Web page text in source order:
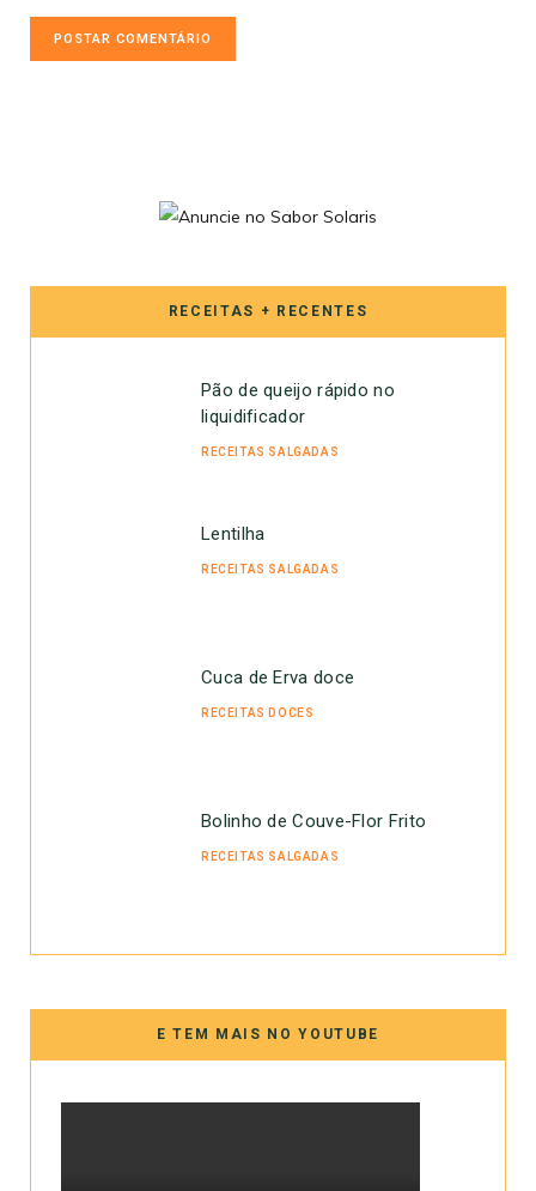
RECEITAS + RECENTES
Pão de queijo rápido no
liquidificador
RECEITAS SALGADAS
Lentilha
RECEITAS SALGADAS
Cuca de Erva doce
RECEITAS DOCES
Bolinho de Couve-Flor Frito
RECEITAS SALGADAS
E TEM MAIS NO YOUTUBE